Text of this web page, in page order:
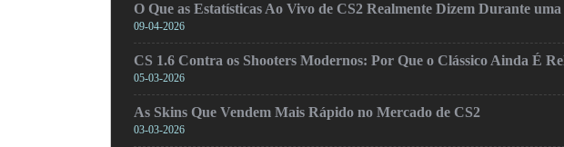
O Que as Estatísticas Ao Vivo de CS2 Realmente Dizem Durante
09-04-2026
CS 1.6 Contra os Shooters Modernos: Por Que o Clássico Ainda É
05-03-2026
As Skins Que Vendem Mais Rápido no Mercado de CS2
03-03-2026